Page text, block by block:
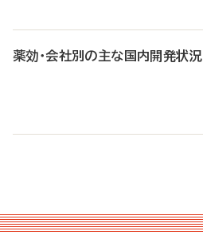
薬効・会社別の主な国内開発状況